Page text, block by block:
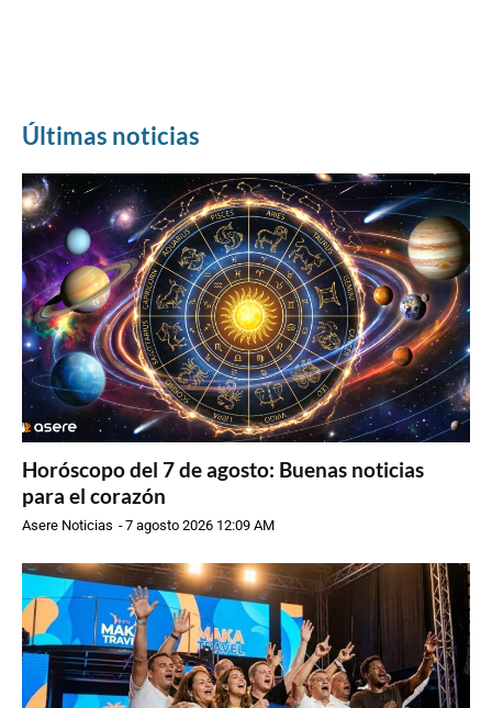
Últimas noticias
Horóscopo del 7 de agosto: Buenas noticias
para el corazón
Asere Noticias -7 agosto 2026 12:09 AM